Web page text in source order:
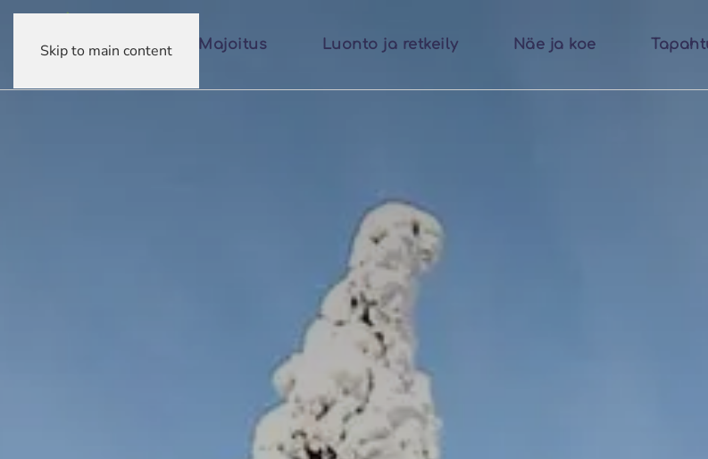
Skip to main content Majoitus Luonto ja retkeily Näe ja koe